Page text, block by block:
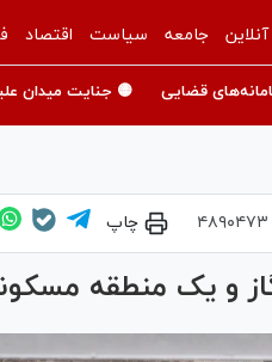
جامعه سیاست اقتصاد
قضایی 🟡 جنایت میدان
۴۸۹۰۴۷۳ چاپ
و یک منطقه